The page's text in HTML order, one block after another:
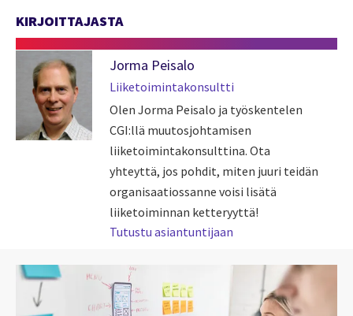
KIRJOITTAJASTA
Jorma Peisalo
Liiketoimintakonsultti
Olen Jorma Peisalo ja työskentelen
CGI:llä muutosjohtamisen
liiketoimintakonsulttina. Ota
yhteyttä, jos pohdit, miten juuri teidän
organisaatiossanne voisi lisätä
liiketoiminnan ketteryyttä!
Tutustu asiantuntijaan